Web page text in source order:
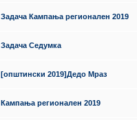
Задача Кампања регионален 2019
Задача Седумка
[општински 2019]Дедо Мраз
Кампања регионален 2019